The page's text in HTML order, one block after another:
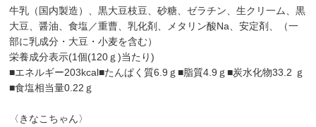
牛乳（国内製造）、黒大豆枝豆、砂糖、ゼラチン、生クリ一ム、黒
大豆、醤油、食塩／重曹、乳化剤、メタリン酸Na、安定剤、（一
部に乳成分・大豆・小麦を含む）
栄養成分表示(1個(120ｇ)当たり)
■エネルギー203kcal■たんぱく質6.9ｇ■脂質4.9ｇ■炭水化物33.2 ｇ
■食塩相当量0.22ｇ
〈きなこちゃん〉